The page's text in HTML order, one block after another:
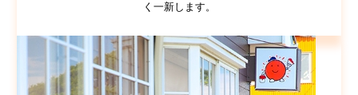
く一新します。